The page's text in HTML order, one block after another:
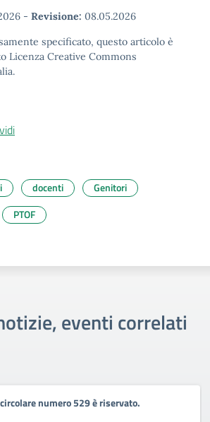
- Revisione: 08.05.2026
specificato, questo articolo è
Licenza Creative Commons
docenti
Genitori
PTOF
eventi correlati
numero 529 è riservato.